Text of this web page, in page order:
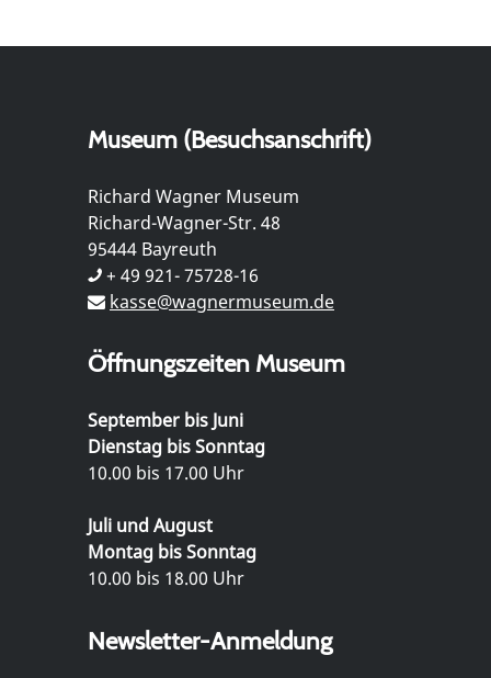
Museum (Besuchsanschrift)
Richard Wagner Museum
Richard-Wagner-Str. 48
95444 Bayreuth
+ 49 921- 75728-16
kasse@wagnermuseum.de
Öffnungszeiten Museum
September bis Juni
Dienstag bis Sonntag
10.00 bis 17.00 Uhr
Juli und August
Montag bis Sonntag
10.00 bis 18.00 Uhr
Newsletter-Anmeldung